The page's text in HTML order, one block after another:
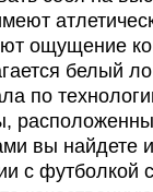
ощущение
белый
по
вы найдете
с футболкой